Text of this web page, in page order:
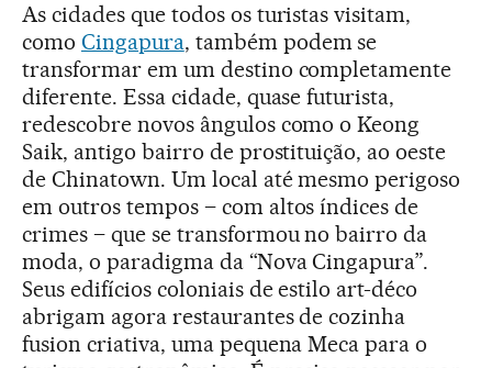
As cidades que todos os turistas visitam,
como Cingapura, também podem se
transformar em um destino completamente
diferente. Essa cidade, quase futurista,
redescobre novos ângulos como o Keong
Saik, antigo bairro de prostituição, ao oeste
de Chinatown. Um local até mesmo perigoso
em outros tempos – com altos índices de
crimes – que se transformou no bairro da
moda, o paradigma da “Nova Cingapura”.
Seus edifícios coloniais de estilo art-déco
abrigam agora restaurantes de cozinha
fusion criativa, uma pequena Meca para o